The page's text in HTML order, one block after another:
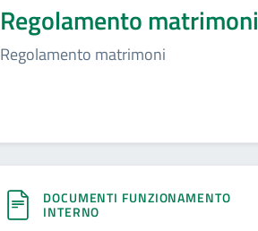
Regolamento matrimoni
Regolamento matrimoni
DOCUMENTI FUNZIONAMENTO
INTERNO